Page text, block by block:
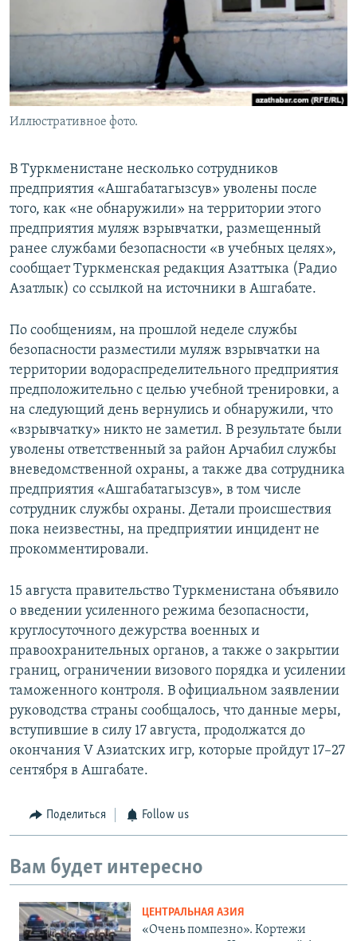
Иллюстративное фото.
В Туркменистане несколько сотрудников
предприятия «Ашгабатагызсув» уволены после
того, как «не обнаружили» на территории этого
предприятия муляж взрывчатки, размещенный
ранее службами безопасности «в учебных целях»,
сообщает Туркменская редакция Азаттыка (Радио
Азатлык) со ссылкой на источники в Ашгабате.
По сообщениям, на прошлой неделе службы
безопасности разместили муляж взрывчатки на
территории водораспределительного предприятия
предположительно с целью учебной тренировки, а
на следующий день вернулись и обнаружили, что
«взрывчатку» никто не заметил. В результате были
уволены ответственный за район Арчабил службы
вневедомственной охраны, а также два сотрудника
предприятия «Ашгабатагызсув», в том числе
сотрудник службы охраны. Детали происшествия
пока неизвестны, на предприятии инцидент не
прокомментировали.
15 августа правительство Туркменистана объявило
о введении усиленного режима безопасности,
круглосуточного дежурства военных и
правоохранительных органов, а также о закрытии
границ, ограничении визового порядка и усилении
таможенного контроля. В официальном заявлении
руководства страны сообщалось, что данные меры,
вступившие в силу 17 августа, продолжатся до
окончания V Азиатских игр, которые пройдут 17–27
сентября в Ашгабате.
Поделиться Follow us
Вам будет интересно
ЦЕНТРАЛЬНАЯ АЗИЯ
«Очень помпезно». Кортежи